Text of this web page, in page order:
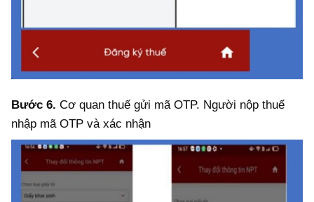
Bước 6. Cơ quan thuế gửi mã OTP. Người nộp thuế
nhập mã OTP và xác nhận